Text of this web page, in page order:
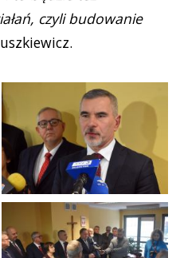
czyli budowanie